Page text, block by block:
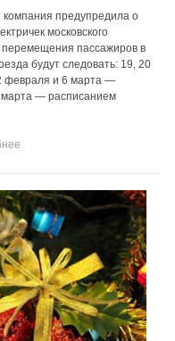
компания предупредила о
московского
пассажиров в
будут следовать: 19, 20
февраля и 6 марта —
— расписанием